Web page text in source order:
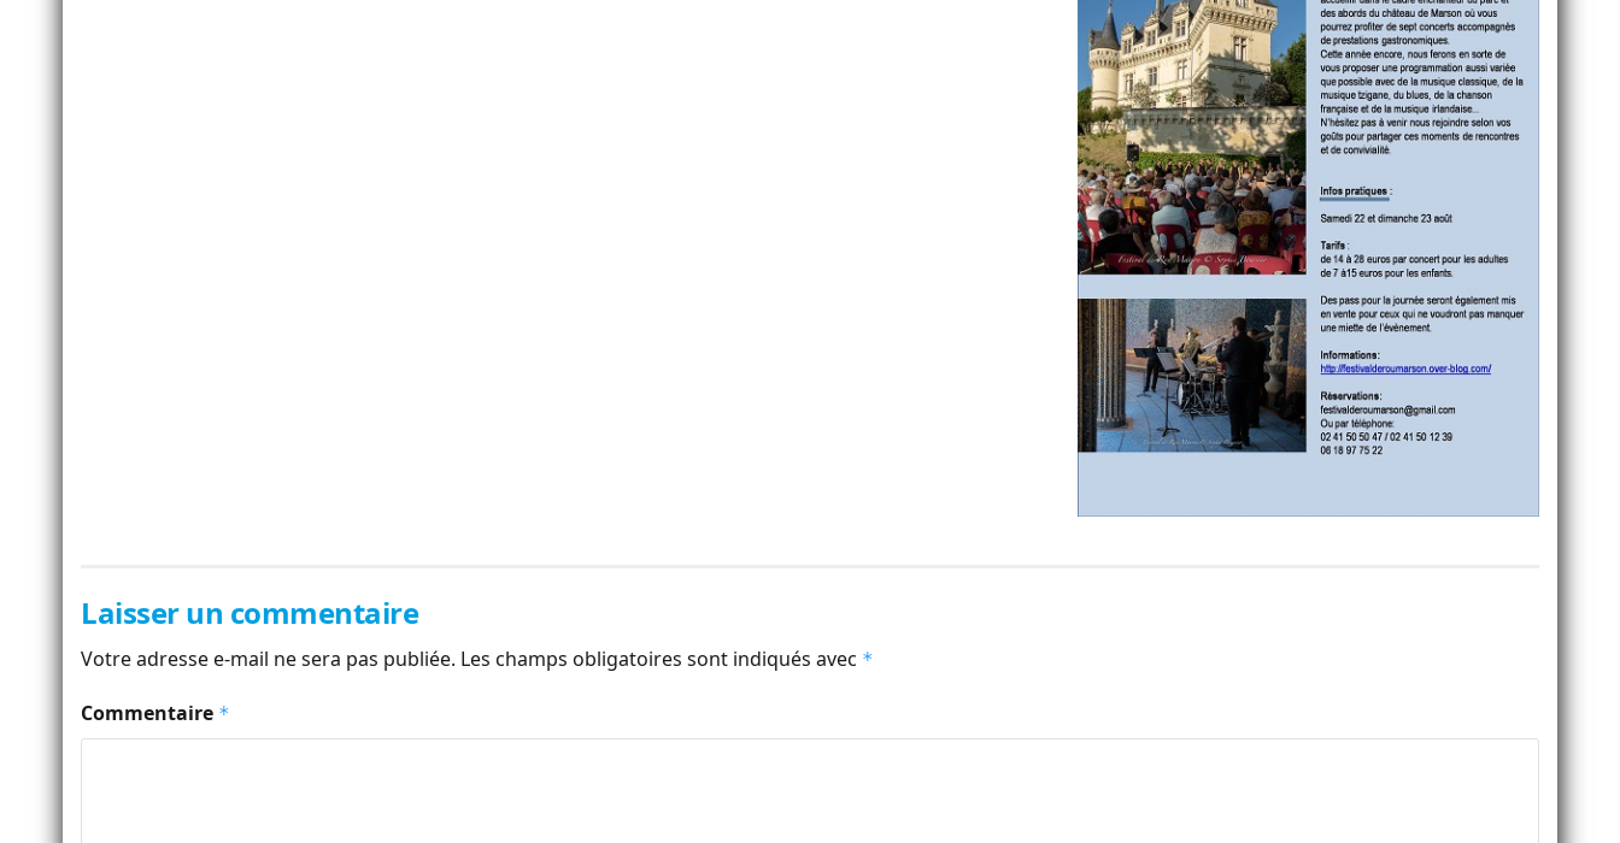
Laisser un commentaire
Votre adresse e-mail ne sera pas publiée. Les champs obligatoires sont indiqués avec *
Commentaire *